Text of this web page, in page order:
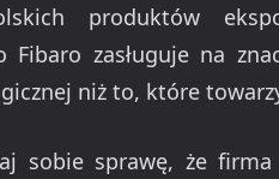
produktów
Fibaro zasługuje na
niż to, które
sobie sprawę, że